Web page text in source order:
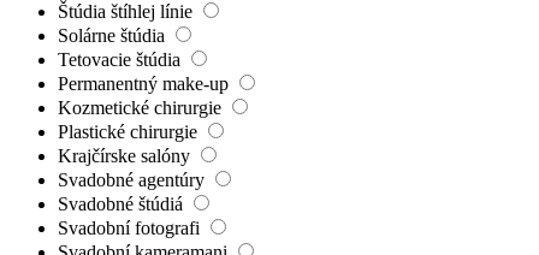
Štúdia štíhlej línie
Solárne štúdia
Tetovacie štúdia
Permanentný make-up
Kozmetické chirurgie
Plastické chirurgie
Krajčírske salóny
Svadobné agentúry
Svadobné štúdiá
Svadobní fotografi